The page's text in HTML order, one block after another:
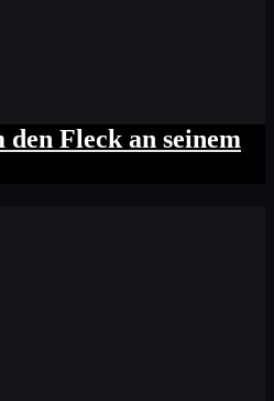
Fleck an seinem